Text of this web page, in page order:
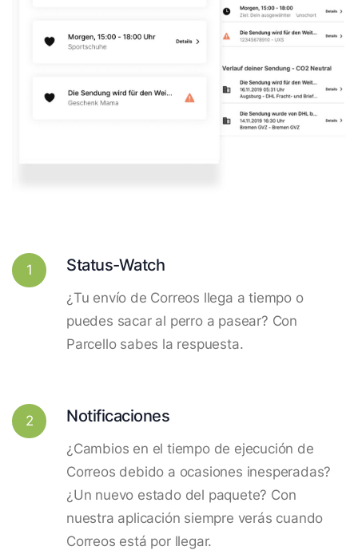
1 Status-Watch
¿Tu envío de Correos llega a tiempo o
puedes sacar al perro a pasear? Con
Parcello sabes la respuesta.
2 Notificaciones
¿Cambios en el tiempo de ejecución de
Correos debido a ocasiones inesperadas?
¿Un nuevo estado del paquete? Con
nuestra aplicación siempre verás cuando
Correos está por llegar.